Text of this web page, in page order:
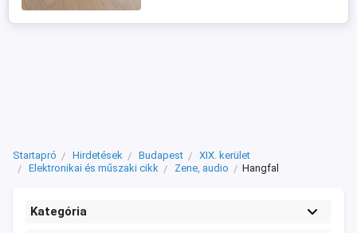
Startapró Hirdetések Budapest
XIX. kerület
Elektronikai és műszaki cikk
Zene, audio Hangfal
Kategória